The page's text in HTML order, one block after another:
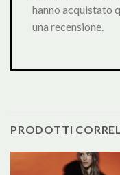
hanno acquistato
una recensione.
PRODOTTI